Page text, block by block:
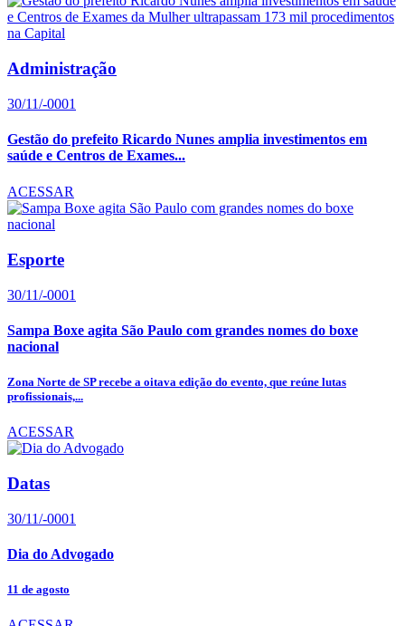
Administração
30/11/-0001
Gestão do prefeito Ricardo Nunes amplia investimentos em
saúde e Centros de Exames...
ACESSAR
Esporte
30/11/-0001
Sampa Boxe agita São Paulo com grandes nomes do boxe
nacional
Zona Norte de SP recebe a oitava edição do evento, que reúne lutas
profissionais,...
ACESSAR
Datas
30/11/-0001
Dia do Advogado
11 de agosto